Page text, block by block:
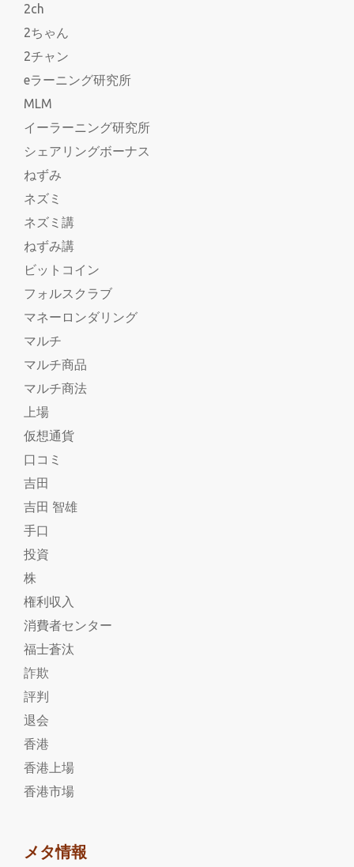
2ch
2ちゃん
2チャン
eラーニング研究所
MLM
イーラーニング研究所
シェアリングボーナス
ねずみ
ネズミ
ネズミ講
ねずみ講
ビットコイン
フォルスクラブ
マネーロンダリング
マルチ
マルチ商品
マルチ商法
上場
仮想通貨
口コミ
吉田
吉田 智雄
手口
投資
株
権利収入
消費者センター
福士蒼汰
詐欺
評判
退会
香港
香港上場
香港市場
メタ情報